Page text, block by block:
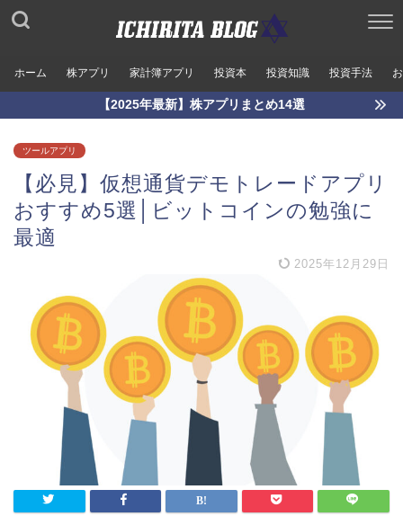
ホーム 株アプリ 家計簿アプリ 投資本 投資知識 投資手法
【2025年最新】株アプリまとめ14選
ツールアプリ
【必見】仮想通貨デモトレードアプリ
おすすめ5選│ビットコインの勉強に
最適
2025年12月29日